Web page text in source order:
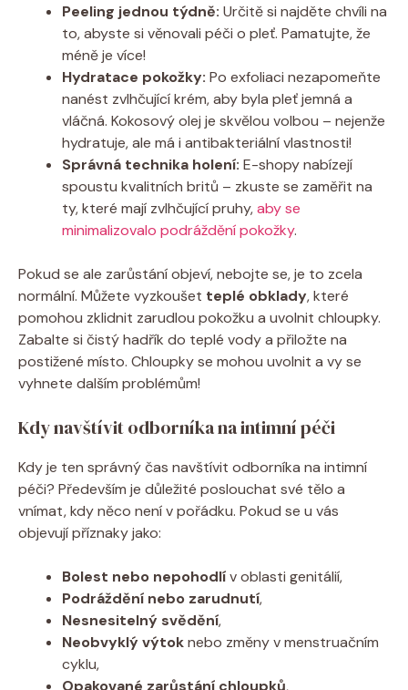
Peeling jednou týdně: Určitě si najděte chvíli na
to, abyste si věnovali péči o pleť. Pamatujte, že
méně je více!
Hydratace pokožky: Po exfoliaci nezapomeňte
nanést zvlhčující krém, aby byla pleť jemná a
vláčná. Kokosový olej je skvělou volbou – nejenže
hydratuje, ale má i antibakteriální vlastnosti!
Správná technika holení: E-shopy nabízejí
spoustu kvalitních britů – zkuste se zaměřit na
ty, které mají zvlhčující pruhy,aby se
minimalizovalo podráždění pokožky.
Pokud se ale zarůstání objeví, nebojte se, je to zcela
normální. Můžete vyzkoušet teplé obklady, které
pomohou zklidnit zarudlou pokožku a uvolnit chloupky.
Zabalte si čistý hadřík do teplé vody a přiložte na
postižené místo. Chloupky se mohou uvolnit a vy se
vyhnete dalším problémům!
Kdy navštívit odborníka na intimní péči
Kdy je ten správný čas navštívit odborníka na intimní
péči? Především je důležité poslouchat své tělo a
vnímat, kdy něco není v pořádku. Pokud se u vás
objevují příznaky jako:
Bolest nebo nepohodlív oblasti genitálií,
Podráždění nebo zarudnutí,
Nesnesitelný svědění,
Neobvyklý výtoknebo změny v menstruačním
cyklu,
Opakované zarůstání chloupků,